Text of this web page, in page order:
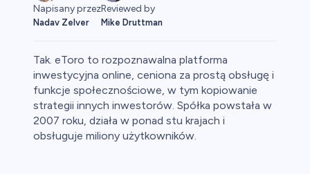
Napisany przez
Nadav Zelver
Reviewed by
Mike Druttman
Tak. eToro to rozpoznawalna platforma
inwestycyjna online, ceniona za prostą obsługę i
funkcje społecznościowe, w tym kopiowanie
strategii innych inwestorów. Spółka powstała w
2007 roku, działa w ponad stu krajach i
obsługuje miliony użytkowników.